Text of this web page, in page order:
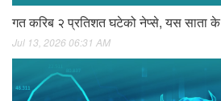
गत करिब २ प्रतिशत घटेको नेप्से, यस साता के
Jul 13, 2026 06:31 AM